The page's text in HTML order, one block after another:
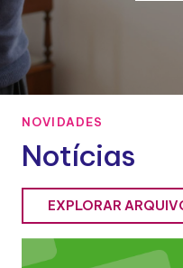
NOVIDADES
Notícias
EXPLORAR